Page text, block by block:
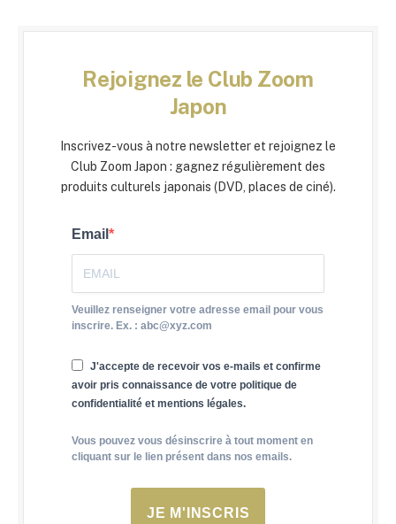
Rejoignez le Club Zoom
Japon
Inscrivez-vous à notre newsletter et rejoignez le
Club Zoom Japon : gagnez régulièrement des
produits culturels japonais (DVD, places de ciné).
Email
Veuillez renseigner votre adresse email pour vous
inscrire. Ex. : abc@xyz.com
J'accepte de recevoir vos e-mails et confirme
avoir pris connaissance de votre politique de
confidentialité et mentions légales.
Vous pouvez vous désinscrire à tout moment en
cliquant sur le lien présent dans nos emails.
JE M'INSCRIS